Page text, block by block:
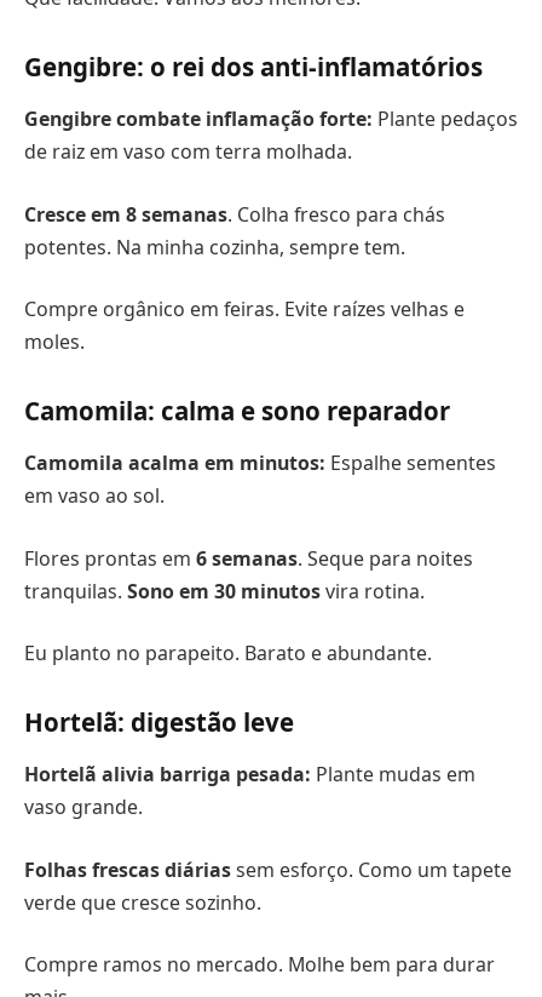
Gengibre: o rei dos anti-inflamatórios
Gengibre combate inflamação forte: Plante pedaços
de raiz em vaso com terra molhada.
Cresce em 8 semanas. Colha fresco para chás
potentes. Na minha cozinha, sempre tem.
Compre orgânico em feiras. Evite raízes velhas e
moles.
Camomila: calma e sono reparador
Camomila acalma em minutos: Espalhe sementes
em vaso ao sol.
Flores prontas em 6 semanas. Seque para noites
tranquilas. Sono em 30 minutosvira rotina.
Eu planto no parapeito. Barato e abundante.
Hortelã: digestão leve
Hortelã alivia barriga pesada: Plante mudas em
vaso grande.
Folhas frescas diáriassem esforço. Como um tapete
verde que cresce sozinho.
Compre ramos no mercado. Molhe bem para durar